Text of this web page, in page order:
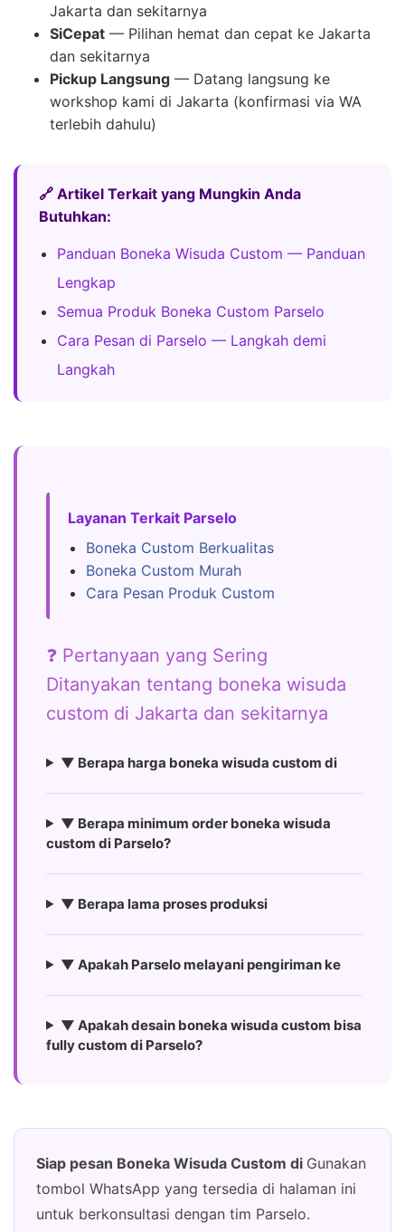
Jakarta dan sekitarnya
SiCepat — Pilihan hemat dan cepat ke Jakarta
dan sekitarnya
Pickup Langsung — Datang langsung ke
workshop kami di Jakarta (konfirmasi via WA
terlebih dahulu)
🔗 Artikel Terkait yang Mungkin Anda
Butuhkan:
Panduan Boneka Wisuda Custom — Panduan
Lengkap
Semua Produk Boneka Custom Parselo
Cara Pesan di Parselo — Langkah demi
Langkah
Layanan Terkait Parselo
Boneka Custom Berkualitas
Boneka Custom Murah
Cara Pesan Produk Custom
❓ Pertanyaan yang Sering
Ditanyakan tentang boneka wisuda
custom di Jakarta dan sekitarnya
▼ Berapa harga boneka wisuda custom di
▼ Berapa minimum order boneka wisuda
custom di Parselo?
▼ Berapa lama proses produksi
▼ Apakah Parselo melayani pengiriman ke
▼ Apakah desain boneka wisuda custom bisa
fully custom di Parselo?
Siap pesan Boneka Wisuda Custom di Gunakan
tombol WhatsApp yang tersedia di halaman ini
untuk berkonsultasi dengan tim Parselo.